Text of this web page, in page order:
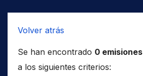
Volver atrás
Se han encontrado 0 emisiones
a los siguientes criterios: